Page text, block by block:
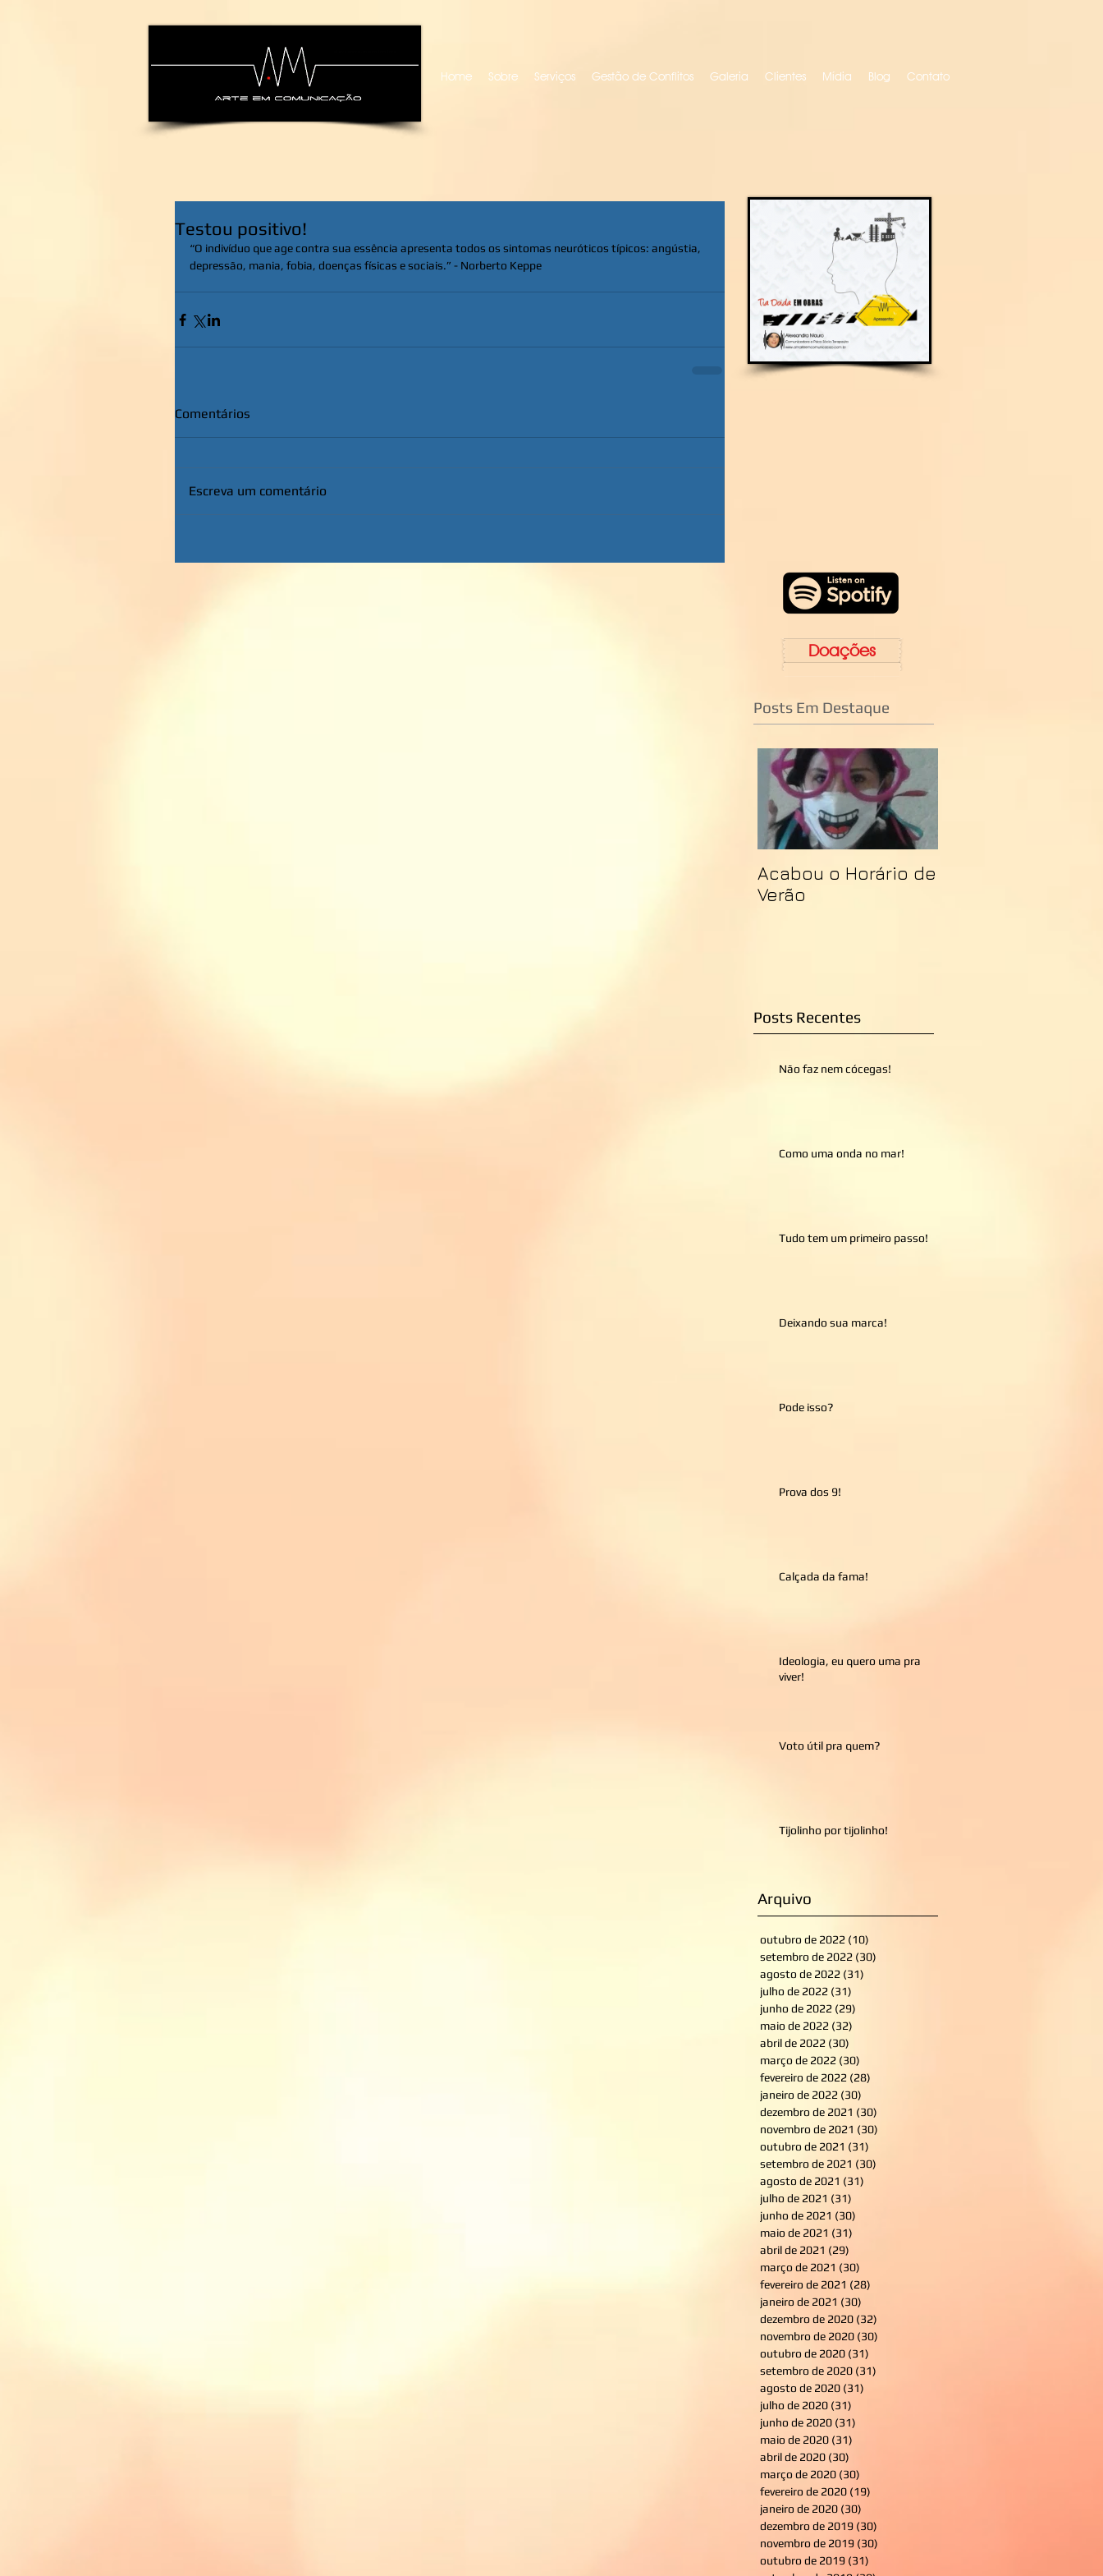
Home Sobre Serviços Gestão de Conflitos Galeria Clientes Mídia Blog Contato
Testou positivo!
“O indivíduo que age contra sua essência apresenta todos os sintomas neuróticos típicos: angústia,
depressão, mania, fobia, doenças físicas e sociais.” - Norberto Keppe
Comentários
Escreva um comentário
Doações
Posts Em Destaque
Acabou o Horário de
Verão
Posts Recentes
Não faz nem cócegas!
Como uma onda no mar!
Tudo tem um primeiro passo!
Deixando sua marca!
Pode isso?
Prova dos 9!
Calçada da fama!
Ideologia, eu quero uma pra
viver!
Voto útil pra quem?
Tijolinho por tijolinho!
Arquivo
outubro de 2022 (10)
setembro de 2022 (30)
agosto de 2022 (31)
julho de 2022 (31)
junho de 2022 (29)
maio de 2022 (32)
abril de 2022 (30)
março de 2022 (30)
fevereiro de 2022 (28)
janeiro de 2022 (30)
dezembro de 2021 (30)
novembro de 2021 (30)
outubro de 2021 (31)
setembro de 2021 (30)
agosto de 2021 (31)
julho de 2021 (31)
junho de 2021 (30)
maio de 2021 (31)
abril de 2021 (29)
março de 2021 (30)
fevereiro de 2021 (28)
janeiro de 2021 (30)
dezembro de 2020 (32)
novembro de 2020 (30)
outubro de 2020 (31)
setembro de 2020 (31)
agosto de 2020 (31)
julho de 2020 (31)
junho de 2020 (31)
maio de 2020 (31)
abril de 2020 (30)
março de 2020 (30)
fevereiro de 2020 (19)
janeiro de 2020 (30)
dezembro de 2019 (30)
novembro de 2019 (30)
outubro de 2019 (31)